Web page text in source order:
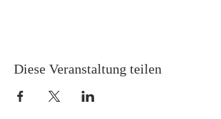
Diese Veranstaltung teilen